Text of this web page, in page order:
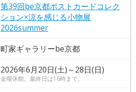
第39回be京都ポストカードコレク
ション×涼を感じる小物展
2026summer
町家ギャラリーbe京都
2026年6月20日(土)～28日(日)
金曜休館。最終日は16時まで。